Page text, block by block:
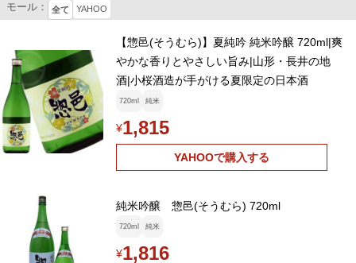
モール： 全て YAHOO
【惣邑(そうむら)】夏純吟 純米吟醸 720ml|爽
やかな香りとやさしい旨み|山形・長井の地
酒|小桜酒造が手がける夏限定の日本酒
720ml 純米
¥1,815
YAHOOで購入する
純米吟醸 惣邑(そうむら) 720ml
720ml 純米
¥1,816